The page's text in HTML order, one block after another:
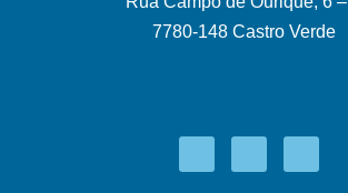
7780-148 Castro Verde